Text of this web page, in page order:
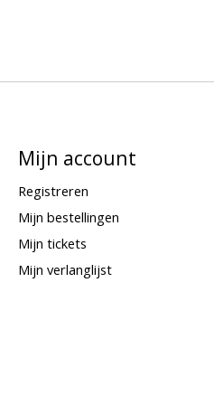
Mijn account
Registreren
Mijn bestellingen
Mijn tickets
Mijn verlanglijst